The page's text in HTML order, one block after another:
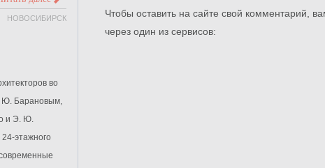
НОВОСИБИРСК
во
Ю. Барановым,
и Э. Ю.
этажного
Чтобы оставить на сайте свой комментарий,
через один из сервисов: